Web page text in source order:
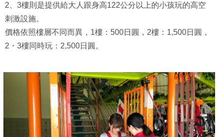
2、3樓則是提供給大人跟身高122公分以上的小孩玩的高空
刺激設施。
價格依照樓層不同而異，1樓：500日圓，2樓：1,500日圓，
2・3樓同時玩：2,500日圓。